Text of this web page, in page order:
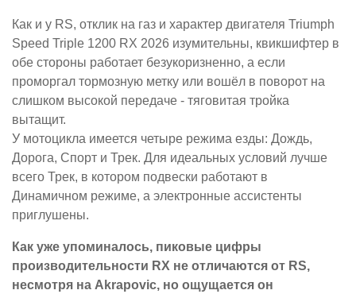
Как и у RS, отклик на газ и характер двигателя Triumph
Speed Triple 1200 RX 2026 изумительны, квикшифтер в
обе стороны работает безукоризненно, а если
проморгал тормозную метку или вошёл в поворот на
слишком высокой передаче - тяговитая тройка
вытащит.
У мотоцикла имеется четыре режима езды: Дождь,
Дорога, Спорт и Трек. Для идеальных условий лучше
всего Трек, в котором подвески работают в
Динамичном режиме, а электронные ассистенты
приглушены.
Как уже упоминалось, пиковые цифры
производительности RX не отличаются от RS,
несмотря на Akrapovic, но ощущается он